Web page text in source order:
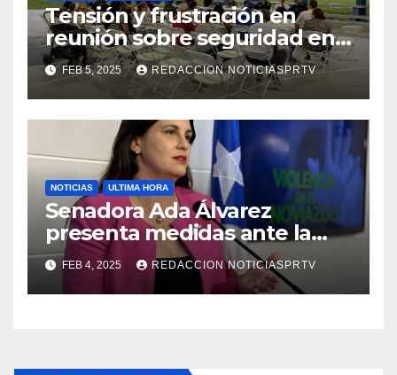
Tensión y frustración en
reunión sobre seguridad en
Reparto Metropolitano
FEB 5, 2025 REDACCION NOTICIASPRTV
NOTICIAS ULTIMA HORA
Senadora Ada Álvarez
presenta medidas ante la
violencia en el noviazgo
FEB 4, 2025 REDACCION NOTICIASPRTV